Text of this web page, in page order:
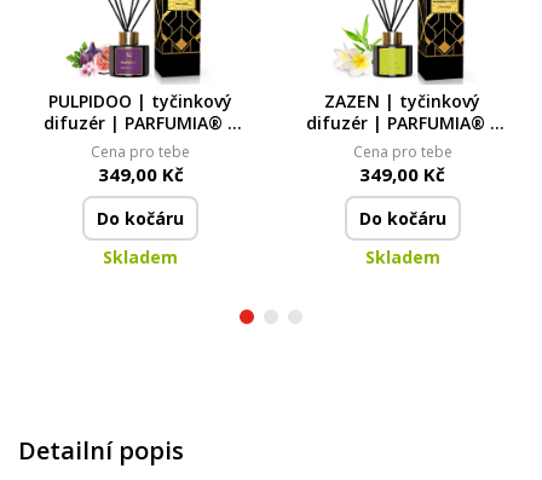
PULPIDOO | tyčinkový
difuzér | PARFUMIA® |
100 ml
Cena pro tebe
349,00 Kč
Do kočáru
Skladem
ZAZEN | tyčinkový
difuzér | PARFUMIA® |
100 ml
Cena pro tebe
349,00 Kč
Do kočáru
Skladem
Detailní popis